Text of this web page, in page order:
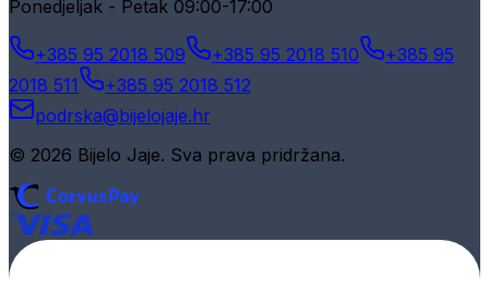
Ponedjeljak - Petak 09:00-17:00
+385 95 2018 509 +385 95 2018 510
+385 95
2018 511
+385 95 2018 512
podrska@bijelojaje.hr
© 2026 Bijelo Jaje. Sva prava pridržana.